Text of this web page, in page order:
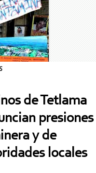
de Tetlama
y de
locales